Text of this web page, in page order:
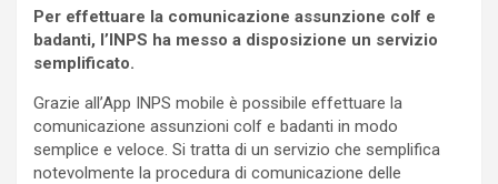
Per effettuare la comunicazione assunzione colf e
badanti, l’INPS ha messo a disposizione un servizio
semplificato.
Grazie all’App INPS mobile è possibile effettuare la
comunicazione assunzioni colf e badanti in modo
semplice e veloce. Si tratta di un servizio che semplifica
notevolmente la procedura di comunicazione delle